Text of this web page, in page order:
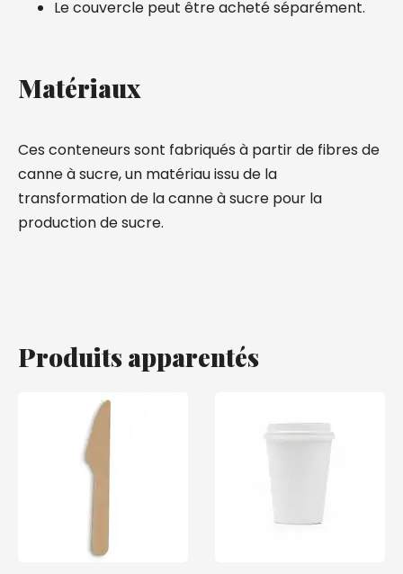
Le couvercle peut être acheté séparément.
Matériaux
Ces conteneurs sont fabriqués à partir de fibres de
canne à sucre, un matériau issu de la
transformation de la canne à sucre pour la
production de sucre.
Produits apparentés